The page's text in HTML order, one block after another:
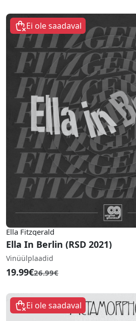
Ei ole saadaval
Ella Fitzgerald
Ella In Berlin (RSD 2021)
Vinüülplaadid
19.99€26.99€
Ei ole saadaval